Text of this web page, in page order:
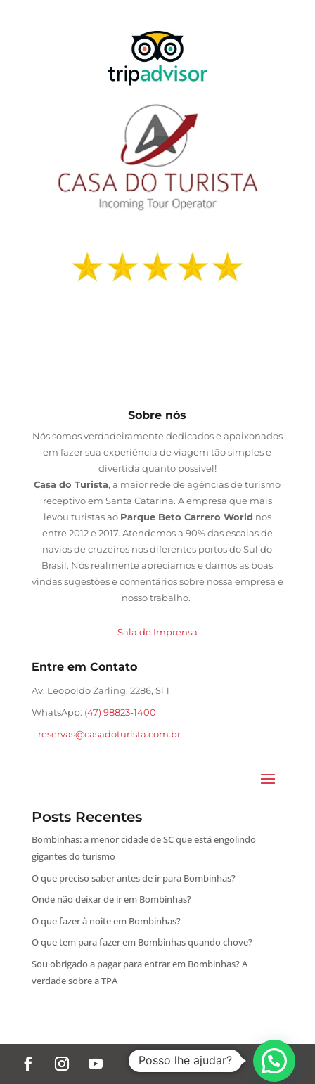
Sobre nós
Nós somos verdadeiramente dedicados e apaixonados
em fazer sua experiência de viagem tão simples e
divertida quanto possível!
Casa do Turista, a maior rede de agências de turismo
receptivo em Santa Catarina. A empresa que mais
levou turistas ao Parque Beto Carrero World nos
entre 2012 e 2017. Atendemos a 90% das escalas de
navios de cruzeiros nos diferentes portos do Sul do
Brasil. Nós realmente apreciamos e damos as boas
vindas sugestões e comentários sobre nossa empresa e
nosso trabalho.
Sala de Imprensa
Entre em Contato
Av. Leopoldo Zarling, 2286, Sl 1
WhatsApp: (47) 98823-1400
reservas@casadoturista.com.br
Posts Recentes
Bombinhas: a menor cidade de SC que está engolindo
gigantes do turismo
O que preciso saber antes de ir para Bombinhas?
Onde não deixar de ir em Bombinhas?
O que fazer à noite em Bombinhas?
O que tem para fazer em Bombinhas quando chove?
Sou obrigado a pagar para entrar em Bombinhas? A
verdade sobre a TPA
Posso lhe ajudar?